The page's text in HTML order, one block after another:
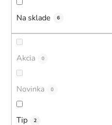
Na sklade 6
Akcia 0
Novinka 0
Tip 2